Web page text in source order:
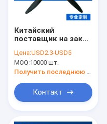
Китайский
поставщик на заказ
спрей вентилятор
запасные части
вентилятор лезвие
Цена:USD2.3-USD5
MOQ:10000 шт.
Контакт